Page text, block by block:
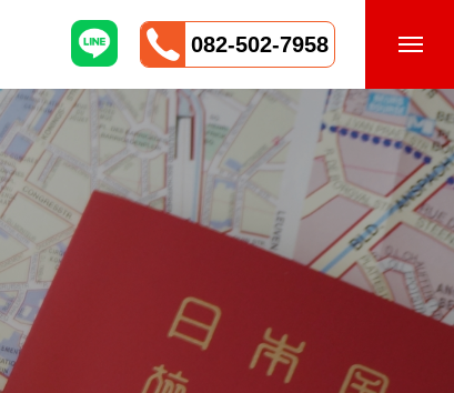
082-502-7958